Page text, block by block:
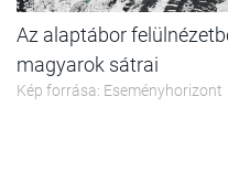
Az alaptábor
magyarok sátrai
Kép forrása: Eseményhorizont